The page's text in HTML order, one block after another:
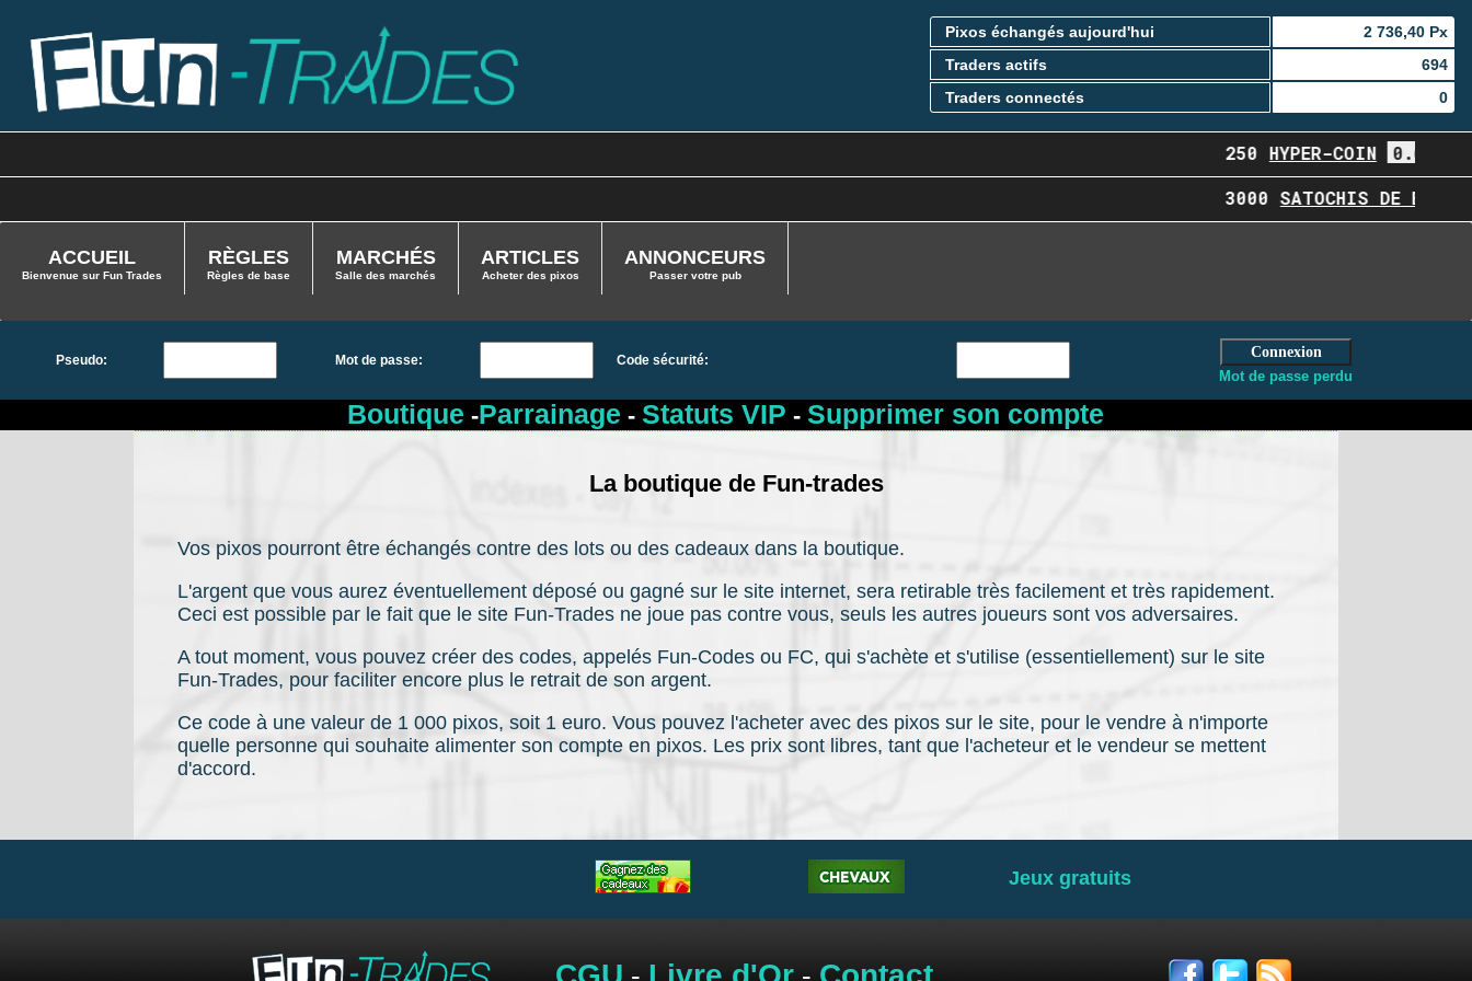
Pixos échangés aujourd'hui
2 736,40 Px
Traders actifs
694
Traders connectés
0
250 HYPER-COIN 0.64Px
3000 SATOCHIS DE BNB
ACCUEIL
Bienvenue sur Fun Trades
RÈGLES
Règles de base
MARCHÉS
Salle des marchés
ARTICLES
Acheter des pixos
ANNONCEURS
Passer votre pub
Pseudo: Mot de passe: Code sécurité:
Mot de passe perdu
Boutique -Parrainage - Statuts VIP - Supprimer son compte
La boutique de Fun-trades
Vos pixos pourront être échangés contre des lots ou des cadeaux dans la boutique.
L'argent que vous aurez éventuellement déposé ou gagné sur le site internet, sera retirable très facilement et très rapidement.
Ceci est possible par le fait que le site Fun-Trades ne joue pas contre vous, seuls les autres joueurs sont vos adversaires.
A tout moment, vous pouvez créer des codes, appelés Fun-Codes ou FC, qui s'achète et s'utilise (essentiellement) sur le site
Fun-Trades, pour faciliter encore plus le retrait de son argent.
Ce code à une valeur de 1 000 pixos, soit 1 euro. Vous pouvez l'acheter avec des pixos sur le site, pour le vendre à n'importe
quelle personne qui souhaite alimenter son compte en pixos. Les prix sont libres, tant que l'acheteur et le vendeur se mettent
d'accord.
Jeux gratuits